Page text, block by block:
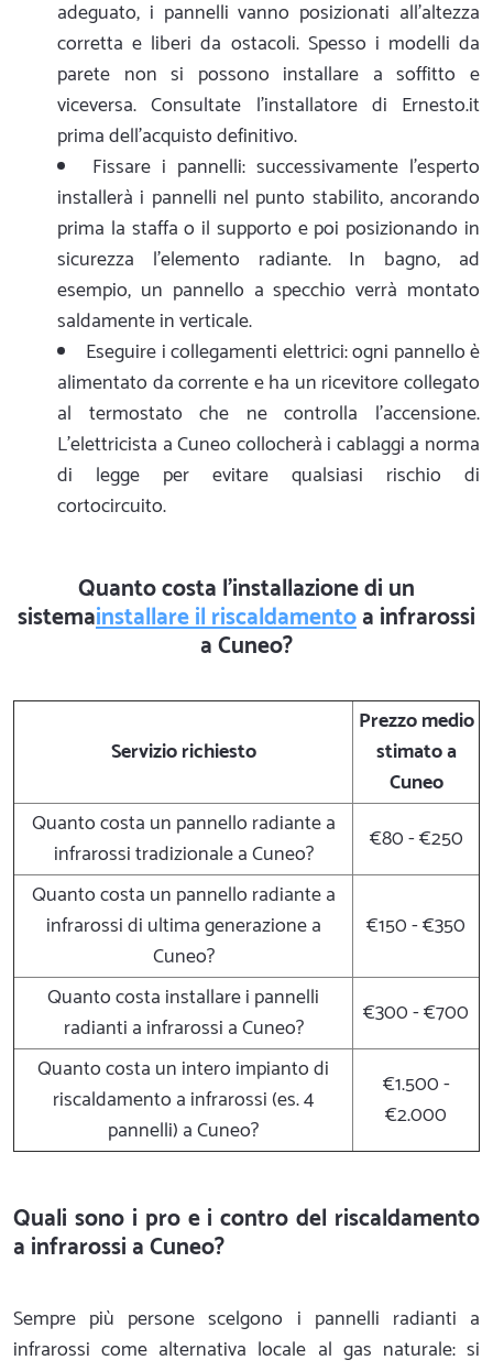
adeguato, i pannelli vanno posizionati all’altezza
corretta e liberi da ostacoli. Spesso i modelli da
parete non si possono installare a soffitto e
viceversa. Consultate l'installatore di Ernesto.it
prima dell’acquisto definitivo.
Fissare i pannelli: successivamente l’esperto
installerà i pannelli nel punto stabilito, ancorando
prima la staffa o il supporto e poi posizionando in
sicurezza l'elemento radiante. In bagno, ad
esempio, un pannello a specchio verrà montato
saldamente in verticale.
Eseguire i collegamenti elettrici: ogni pannello è
alimentato da corrente e ha un ricevitore collegato
al termostato che ne controlla l'accensione.
L'elettricista a Cuneo collocherà i cablaggi a norma
di legge per evitare qualsiasi rischio di
cortocircuito.
Quanto costa l'installazione di un
sistemainstallare il riscaldamentoa infrarossi
a Cuneo?
Servizio richiesto
Prezzo medio
stimato a
Cuneo
Quanto costa un pannello radiante a
infrarossi tradizionale a Cuneo?
€80 - €250
Quanto costa un pannello radiante a
infrarossi di ultima generazione a
Cuneo?
€150 - €350
Quanto costa installare i pannelli
radianti a infrarossi a Cuneo?
€300 - €700
Quanto costa un intero impianto di
riscaldamento a infrarossi (es. 4
pannelli) a Cuneo?
€1.500 -
€2.000
Quali sono i pro e i contro del riscaldamento
a infrarossi a Cuneo?
Sempre più persone scelgono i pannelli radianti a
infrarossi come alternativa locale al gas naturale: si